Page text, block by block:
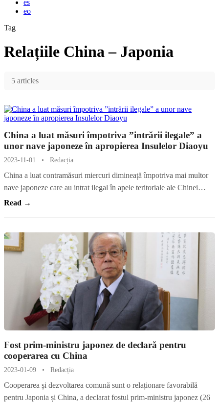
es
eo
Tag
Relațiile China – Japonia
5 articles
China a luat măsuri împotriva ”intrării ilegale” a
unor nave japoneze în apropierea Insulelor Diaoyu
2023-11-01 • Redacția
China a luat contramăsuri miercuri dimineață împotriva mai multor
nave japoneze care au intrat ilegal în apele teritoriale ale Chinei…
Read →
Fost prim-ministru japonez de declară pentru
cooperarea cu China
2023-01-09 • Redacția
Cooperarea și dezvoltarea comună sunt o relaționare favorabilă
pentru Japonia și China, a declarat fostul prim-ministru japonez (26